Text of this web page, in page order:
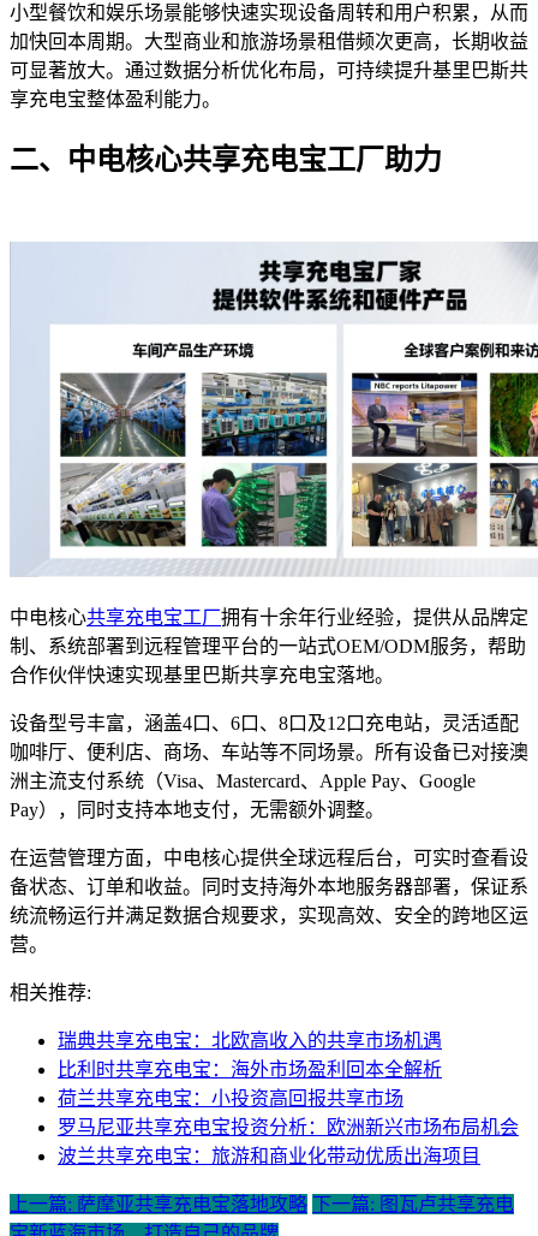
小型餐饮和娱乐场景能够快速实现设备周转和用户积累，从而
加快回本周期。大型商业和旅游场景租借频次更高，长期收益
可显著放大。通过数据分析优化布局，可持续提升基里巴斯共
享充电宝整体盈利能力。
二、中电核心共享充电宝工厂助力
中电核心共享充电宝工厂拥有十余年行业经验，提供从品牌定
制、系统部署到远程管理平台的一站式OEM/ODM服务，帮助
合作伙伴快速实现基里巴斯共享充电宝落地。
设备型号丰富，涵盖4口、6口、8口及12口充电站，灵活适配
咖啡厅、便利店、商场、车站等不同场景。所有设备已对接澳
洲主流支付系统（Visa、Mastercard、Apple Pay、Google
Pay），同时支持本地支付，无需额外调整。
在运营管理方面，中电核心提供全球远程后台，可实时查看设
备状态、订单和收益。同时支持海外本地服务器部署，保证系
统流畅运行并满足数据合规要求，实现高效、安全的跨地区运
营。
相关推荐:
瑞典共享充电宝：北欧高收入的共享市场机遇
比利时共享充电宝：海外市场盈利回本全解析
荷兰共享充电宝：小投资高回报共享市场
罗马尼亚共享充电宝投资分析：欧洲新兴市场布局机会
波兰共享充电宝：旅游和商业化带动优质出海项目
上一篇: 萨摩亚共享充电宝落地攻略 下一篇: 图瓦卢共享充电